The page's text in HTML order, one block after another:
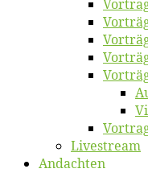
Live­stream
An­dach­ten